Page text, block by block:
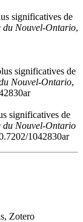
significatives de
du Nouvel-Ontario,
significatives de
Nouvel-Ontario,
significatives de
du Nouvel-Ontario
1042830ar
Zotero